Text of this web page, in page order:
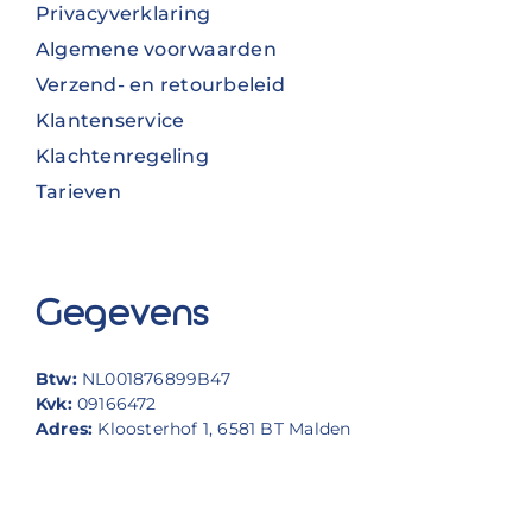
Privacyverklaring
Algemene voorwaarden
Verzend- en retourbeleid
Klantenservice
Klachtenregeling
Tarieven
Gegevens
Btw: NL001876899B47
Kvk:09166472
Adres: Kloosterhof 1, 6581 BT Malden